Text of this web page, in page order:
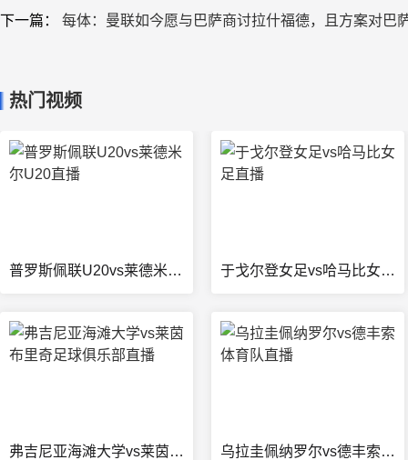
下一篇： 每体：曼联如今愿与巴萨商讨拉什福德，且方案对巴
热门视频
普罗斯佩联U20vs莱德米尔U20直播 于戈尔登女足vs哈马比女足直播
弗吉尼亚海滩大学vs莱茵布里奇足球俱乐部直播 乌拉圭佩纳罗尔vs德丰索体育队直播